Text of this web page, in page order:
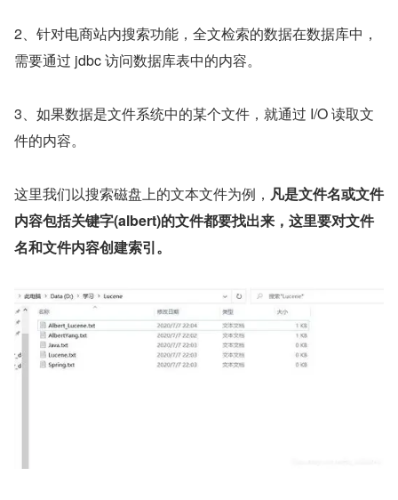
2、针对电商站内搜索功能，全文检索的数据在数据库中，
需要通过 jdbc 访问数据库表中的内容。
3、如果数据是文件系统中的某个文件，就通过 I/O 读取文
件的内容。
这里我们以搜索磁盘上的文本文件为例， 凡是文件名或文件
内容包括关键字(albert)的文件都要找出来，这里要对文件
名和文件内容创建索引。